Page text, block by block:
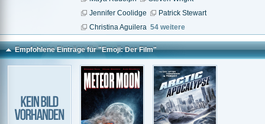
Jennifer Coolidge
Patrick Stewart
Christina Aguilera 54 weitere
Empfohlene Einträge für "Emoji: Der Film"